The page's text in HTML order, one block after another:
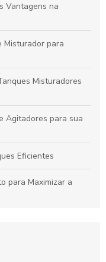
Vantagens na
Misturador para
Misturadores
Agitadores para sua
Eficientes
para Maximizar a